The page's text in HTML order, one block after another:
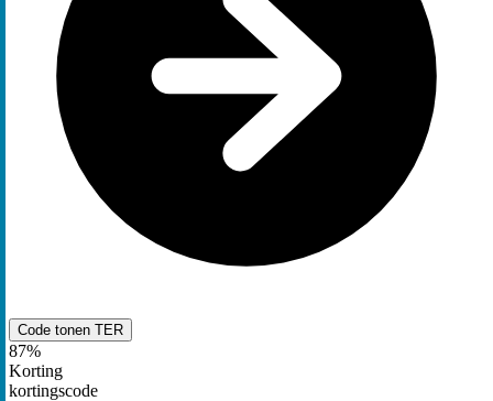
Code tonen TER
87%
Korting
kortingscode